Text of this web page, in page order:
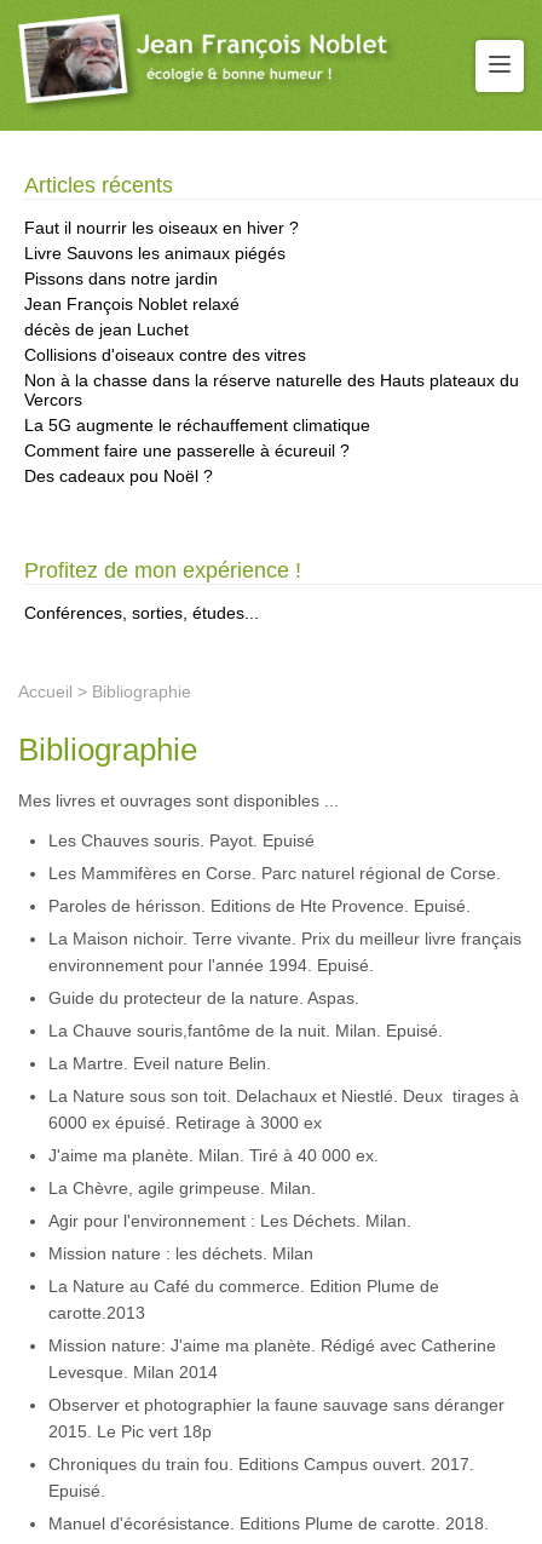
Articles récents
Faut il nourrir les oiseaux en hiver ?
Livre Sauvons les animaux piégés
Pissons dans notre jardin
Jean François Noblet relaxé
décès de jean Luchet
Collisions d'oiseaux contre des vitres
Non à la chasse dans la réserve naturelle des Hauts plateaux du
Vercors
La 5G augmente le réchauffement climatique
Comment faire une passerelle à écureuil ?
Des cadeaux pou Noël ?
Profitez de mon expérience !
Conférences, sorties, études...
Accueil > Bibliographie
Bibliographie
Mes livres et ouvrages sont disponibles ...
Les Chauves souris. Payot. Epuisé
Les Mammifères en Corse. Parc naturel régional de Corse.
Paroles de hérisson. Editions de Hte Provence. Epuisé.
La Maison nichoir. Terre vivante. Prix du meilleur livre français
environnement pour l'année 1994. Epuisé.
Guide du protecteur de la nature. Aspas.
La Chauve souris,fantôme de la nuit. Milan. Epuisé.
La Martre. Eveil nature Belin.
La Nature sous son toit. Delachaux et Niestlé. Deux tirages à
6000 ex épuisé. Retirage à 3000 ex
J'aime ma planète. Milan. Tiré à 40 000 ex.
La Chèvre, agile grimpeuse. Milan.
Agir pour l'environnement : Les Déchets. Milan.
Mission nature : les déchets. Milan
La Nature au Café du commerce. Edition Plume de
carotte.2013
Mission nature: J'aime ma planète. Rédigé avec Catherine
Levesque. Milan 2014
Observer et photographier la faune sauvage sans déranger
2015. Le Pic vert 18p
Chroniques du train fou. Editions Campus ouvert. 2017.
Epuisé.
Manuel d'écorésistance. Editions Plume de carotte. 2018.